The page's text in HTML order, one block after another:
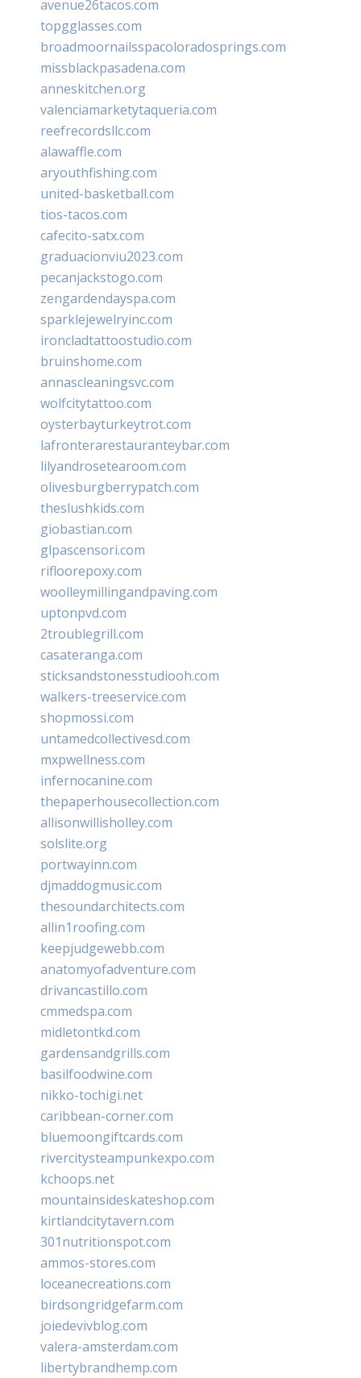
avenue26tacos.com
topgglasses.com
broadmoornailsspacoloradosprings.com
missblackpasadena.com
anneskitchen.org
valenciamarketytaqueria.com
reefrecordsllc.com
alawaffle.com
aryouthfishing.com
united-basketball.com
tios-tacos.com
cafecito-satx.com
graduacionviu2023.com
pecanjackstogo.com
zengardendayspa.com
sparklejewelryinc.com
ironcladtattoostudio.com
bruinshome.com
annascleaningsvc.com
wolfcitytattoo.com
oysterbayturkeytrot.com
lafronterarestauranteybar.com
lilyandrosetearoom.com
olivesburgberrypatch.com
theslushkids.com
giobastian.com
glpascensori.com
rifloorepoxy.com
woolleymillingandpaving.com
uptonpvd.com
2troublegrill.com
casateranga.com
sticksandstonesstudiooh.com
walkers-treeservice.com
shopmossi.com
untamedcollectivesd.com
mxpwellness.com
infernocanine.com
thepaperhousecollection.com
allisonwillisholley.com
solslite.org
portwayinn.com
djmaddogmusic.com
thesoundarchitects.com
allin1roofing.com
keepjudgewebb.com
anatomyofadventure.com
drivancastillo.com
cmmedspa.com
midletontkd.com
gardensandgrills.com
basilfoodwine.com
nikko-tochigi.net
caribbean-corner.com
bluemoongiftcards.com
rivercitysteampunkexpo.com
kchoops.net
mountainsideskateshop.com
kirtlandcitytavern.com
301nutritionspot.com
ammos-stores.com
loceanecreations.com
birdsongridgefarm.com
joiedevivblog.com
valera-amsterdam.com
libertybrandhemp.com